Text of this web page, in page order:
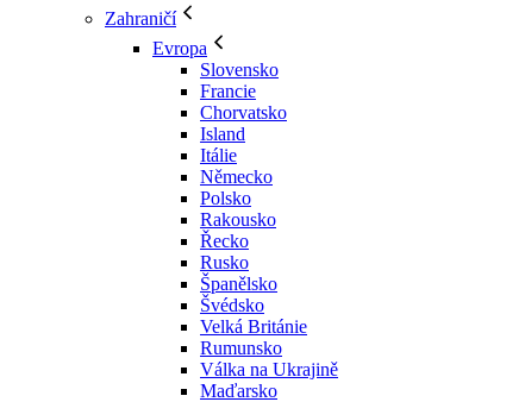
Zahraničí
Evropa
Slovensko
Francie
Chorvatsko
Island
Itálie
Německo
Polsko
Rakousko
Řecko
Rusko
Španělsko
Švédsko
Velká Británie
Rumunsko
Válka na Ukrajině
Maďarsko